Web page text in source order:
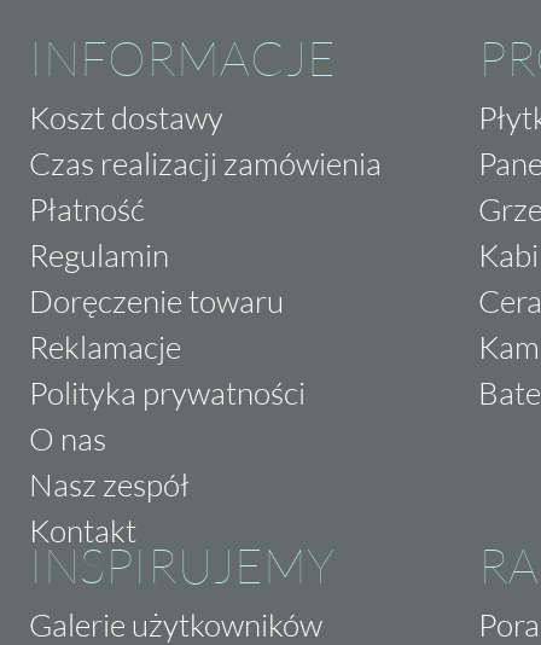
INFORMACJE
Koszt dostawy
Czas realizacji zamówienia
Płatność
Regulamin
Doręczenie towaru
Reklamacje
Polityka prywatności
O nas
Nasz zespół
Kontakt
INSPIRUJEMY
Galerie użytkowników